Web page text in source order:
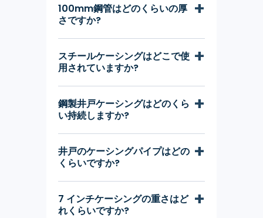
100mm鋼管はどのくらいの厚
さですか?
スチールケーシングはどこで使
用されていますか?
鋼製井戸ケーシングはどのくら
い持続しますか?
井戸のケーシングパイプはどの
くらいですか?
7 インチケーシングの重さはど
れくらいですか?